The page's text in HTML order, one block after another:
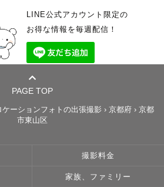
LINE公式アカウント限定の
お得な情報を毎週配信！
PAGE TOP
ーションフォトの出張撮影 › 京都府› 京都
市東山区
撮影料金
家族、ファミリー